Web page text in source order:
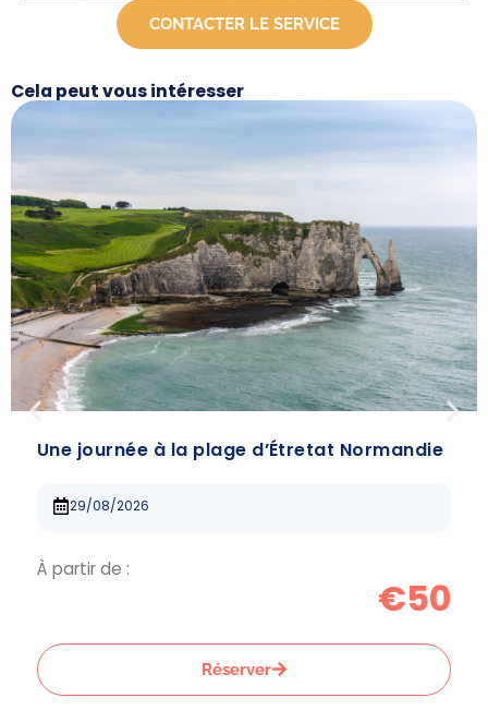
CONTACTER LE SERVICE
Cela peut vous intéresser
Une journée à la plage d’Étretat Normandie
29/08/2026
À partir de :
€50
Réserver